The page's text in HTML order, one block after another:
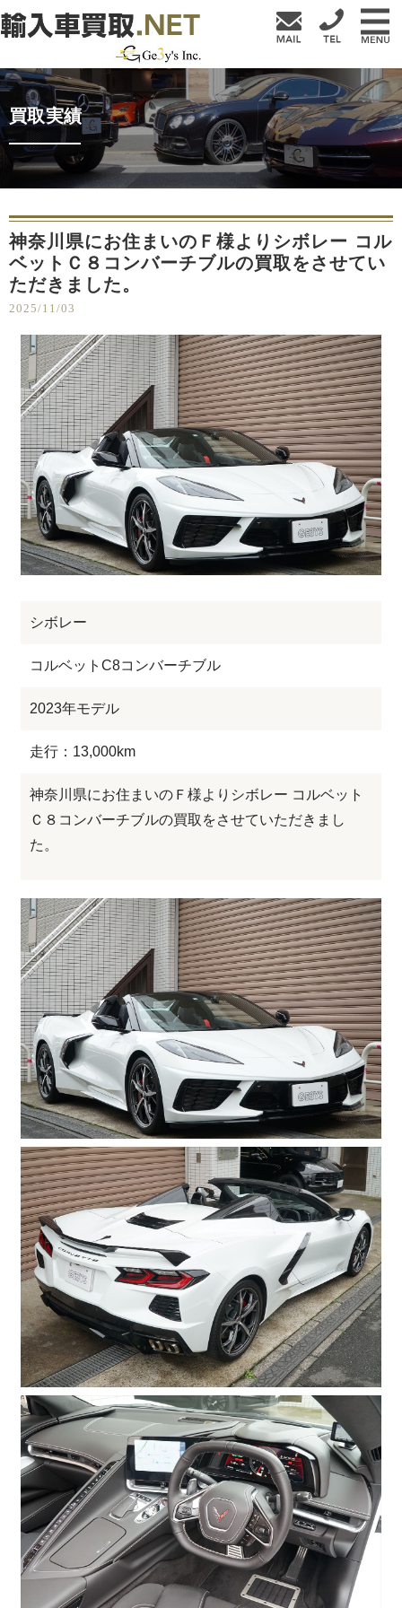
買取実績
神奈川県にお住まいのＦ様よりシボレー コル
ベットＣ８コンバーチブルの買取をさせてい
ただきました。
2025/11/03
シボレー
コルベットC8コンバーチブル
2023年モデル
走行：13,000km
神奈川県にお住まいのＦ様よりシボレー コルベット
Ｃ８コンバーチブルの買取をさせていただきまし
た。